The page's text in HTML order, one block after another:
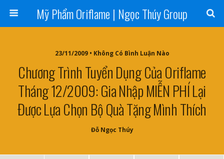
Mỹ Phẩm Oriflame | Ngọc Thúy Group
23/11/2009 • Không Có Bình Luận Nào
Chương Trình Tuyển Dụng Của Oriflame
Tháng 12/2009: Gia Nhập MIỄN PHÍ Lại
Được Lựa Chọn Bộ Quà Tặng Mình Thích
Đỗ Ngọc Thúy